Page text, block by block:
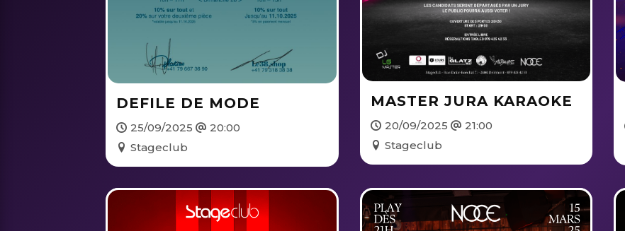
DEFILE DE MODE
25/09/2025
20:00
Stageclub
MASTER JURA KARAOKE
20/09/2025
21:00
Stageclub